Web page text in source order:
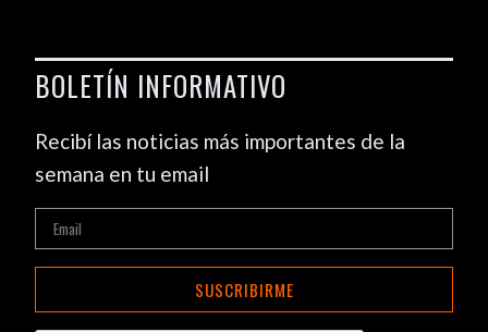
BOLETÍN INFORMATIVO
Recibí las noticias más importantes de la
semana en tu email
SUSCRIBIRME